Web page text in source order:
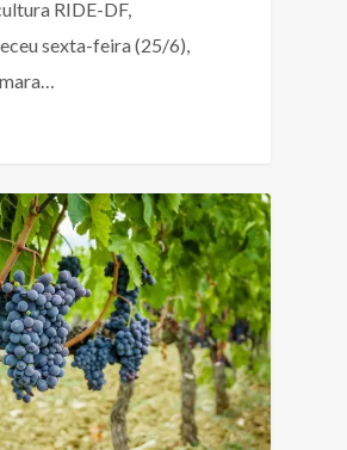
RIDE-DF,
sexta-feira (25/6),